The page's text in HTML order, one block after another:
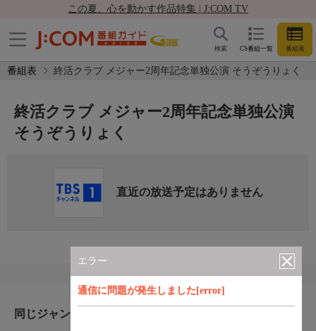
この夏、心を動かす作品特集 | J:COM TV
CS番組一覧 番組表
検索
番組表 終活クラブ メジャー2周年記念単独公演 そうぞうりょく
エラー
通信に問題が発生しました[error]
終活クラブ メジャー2周年記念単独公演
そうぞうりょく
直近の放送予定はありません
同じジャンルのおすすめ番組